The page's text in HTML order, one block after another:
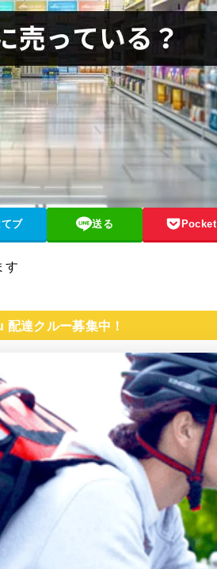
ブ 送る Pocket
す
配達クルー募集中！